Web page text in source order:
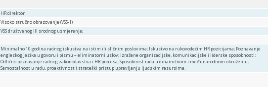
HR direktor
Visoko stručno obrazovanje (VSS-1)
VSS društvenog ili srodnog usmjerenja;
Minimalno 10 godina radnog iskustva na istim ili sličnim poslovima; Iskustvo na rukovodećim HR pozicijama; Poznavanje
engleskog jezika u govoru i pismu – eliminatorni uslov; Izražene organizacijske, komunikacijske i liderske sposobnosti;
Odlično poznavanje radnog zakonodavstva i HR procesa; Sposobnost rada u dinamičnom i međunarodnom okruženju;
Samostalnost u radu, proaktivnost i strateški pristup upravljanju ljudskim resursima.